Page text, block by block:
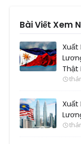
Bài Viết Xem
Xuất
Thật
Xuất